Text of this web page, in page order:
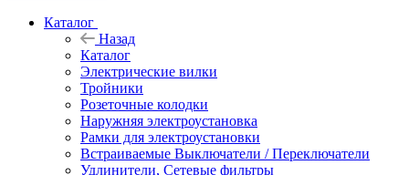
Каталог
Назад
Каталог
Электрические вилки
Тройники
Розеточные колодки
Наружняя электроустановка
Рамки для электроустановки
Встраиваемые Выключатели / Переключатели
Удлинители, Сетевые фильтры